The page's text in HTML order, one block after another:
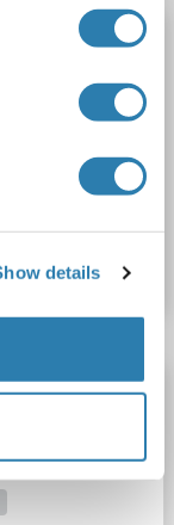
details
Details